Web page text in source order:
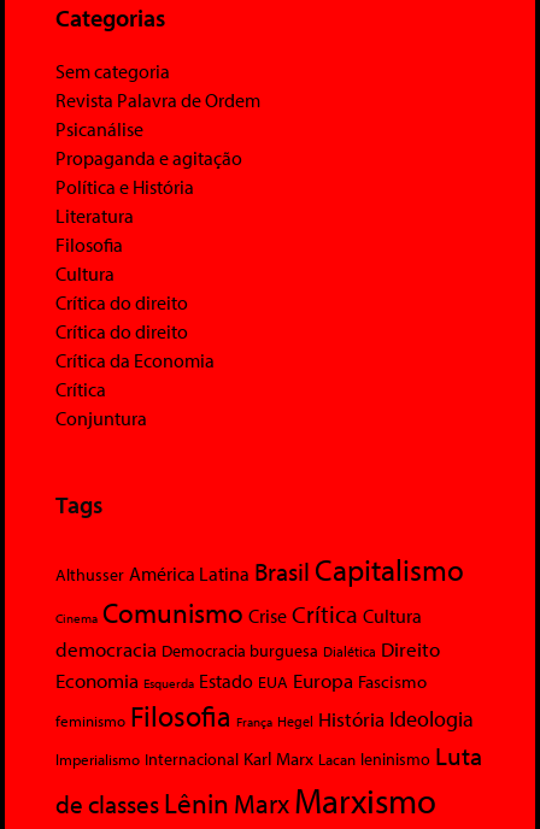
Categorias
Sem categoria
Revista Palavra de Ordem
Psicanálise
Propaganda e agitação
Política e História
Literatura
Filosofia
Cultura
Crítica do direito
Crítica do direito
Crítica da Economia
Crítica
Conjuntura
Tags
Althusser América Latina Brasil Capitalismo
Cinema Comunismo Crise Crítica Cultura
democracia Democracia burguesa Dialética Direito
Economia Esquerda Estado EUA Europa Fascismo
feminismo Filosofia França Hegel História Ideologia
Imperialismo Internacional Karl Marx Lacan leninismo Luta
de classesLênin MarxMarxismo